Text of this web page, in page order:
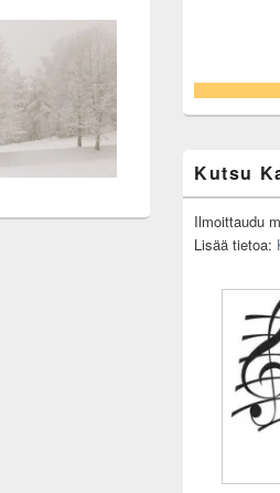
Kutsu
Ilmoittaudu
Lisää tietoa: